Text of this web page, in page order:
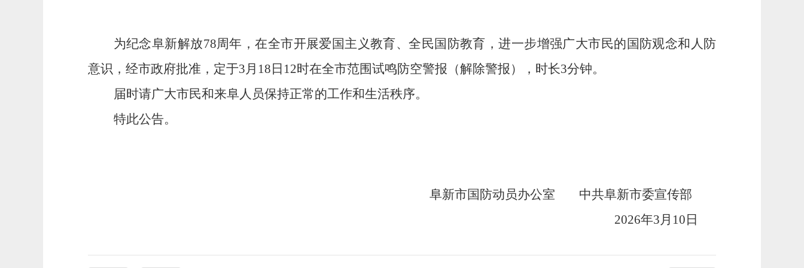
为纪念阜新解放78周年，在全市开展爱国主义教育、全民国防教育 ，进一步增强广大市民的国防观念和人防
意识， 经市政府批准，定于3月 18 日 12时在全市范围试鸣防空警报（解除警报 ），时长3分钟。
届时请广大市民和来阜人员保持正常的工作和生活秩序。
特此公告。
阜新市国防动员办公室
中共阜新市委宣传部
2026年3月 10 日